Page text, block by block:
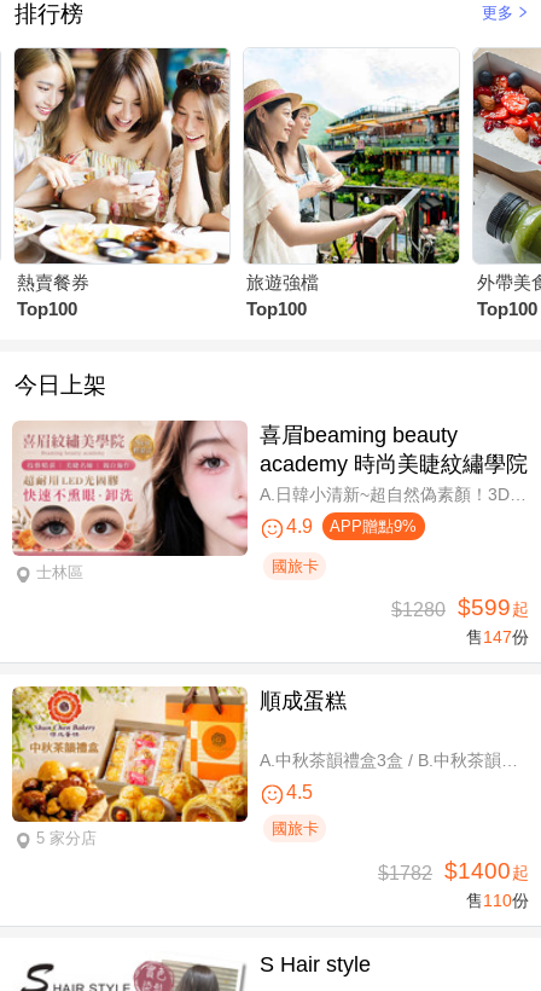
排行榜 更多
熱賣餐券
Top100
旅遊強檔
Top100
外帶美
Top100
今日上架
士林區
喜眉beaming beauty
academy 時尚美睫紋繡學院
4.9 APP贈點9%
國旅卡
$1280 $599起
售147份
5 家分店
順成蛋糕
4.5
國旅卡
$1782 $1400起
售110份
S Hair style